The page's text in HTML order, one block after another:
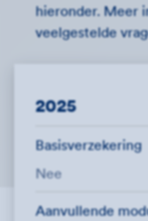
hieronder. Meer
veelgestelde
2025
Basisverzekering
Nee
Aanvullende